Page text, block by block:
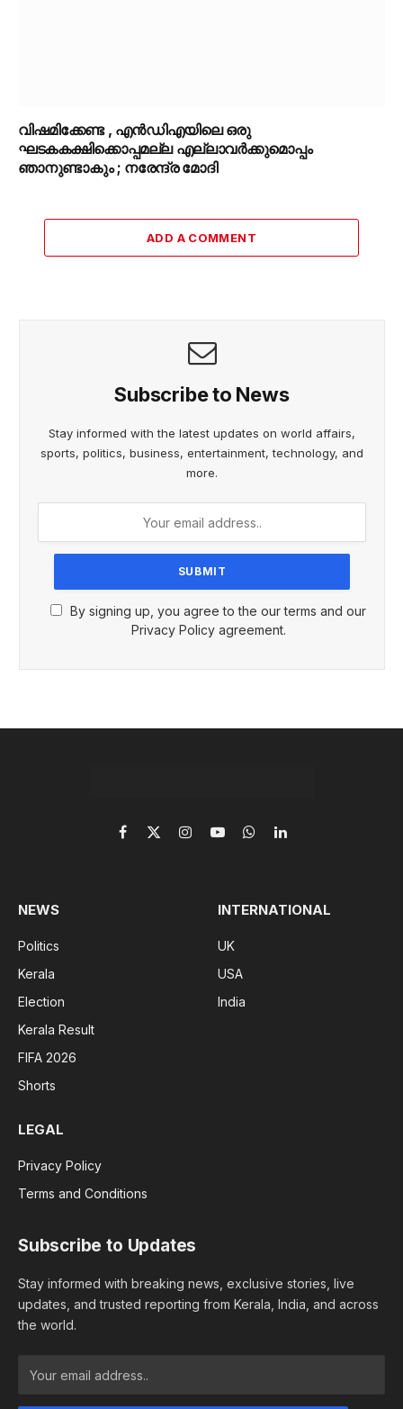
വിഷമിക്കേണ്ട , എൻ‌ഡി‌എയിലെ ഒരു
ഘടകകക്ഷിക്കൊപ്പമല്ല എല്ലാവർക്കുമൊപ്പം
ഞാനുണ്ടാകും ; നരേന്ദ്ര മോദി
ADD A COMMENT
Subscribe to News
Stay informed with the latest updates on world affairs,
sports, politics, business, entertainment, technology, and
more.
By signing up, you agree to the our terms and our
Privacy Policy agreement.
Facebook
X
InstagramYouTubeWhatsAppLinkedIn
NEWS
Politics
Kerala
Election
Kerala Result
FIFA 2026
Shorts
INTERNATIONAL
UK
USA
India
LEGAL
Privacy Policy
Terms and Conditions
Subscribe to Updates
Stay informed with breaking news, exclusive stories, live
updates, and trusted reporting from Kerala, India, and across
the world.